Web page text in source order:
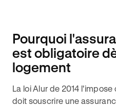
Pourquoi
est obligatoire
logement
La loi Alur de 2014
doit souscrire une